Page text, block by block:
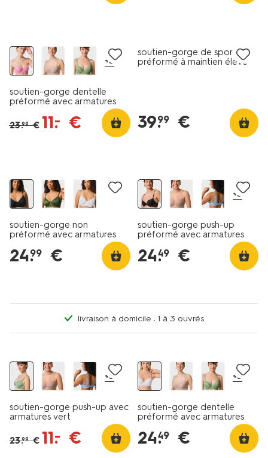
+3
soutien-gorge dentelle
préformé avec armatures
23.99 € 11.
– €
soutien-gorge de sport
préformé à maintien élevé
39.
99 €
soutien-gorge non
préformé avec armatures
24.
99 €
+3
soutien-gorge push-up
préformé avec armatures
24.
49 €
livraison à domicile : 1 à 3 ouvrés
+3
soutien-gorge push-up avec
armatures vert
23.99 € 11.
– €
+3
soutien-gorge dentelle
préformé avec armatures
24.
49 €